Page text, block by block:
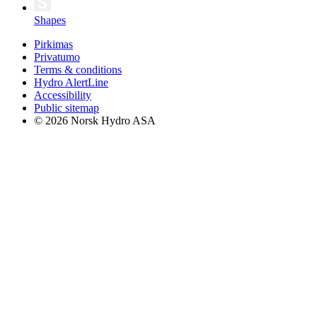
Shapes
Pirkimas
Privatumo
Terms & conditions
Hydro AlertLine
Accessibility
Public sitemap
© 2026 Norsk Hydro ASA